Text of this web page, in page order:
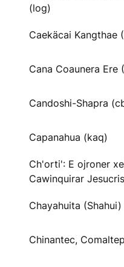
(log)
Caekäcai Kangthae
Cana Coaunera Ere
Candoshi-Shapra
Capanahua (kaq)
Ch'orti': E ojroner
Cawinquirar
Chayahuita
Chinantec,